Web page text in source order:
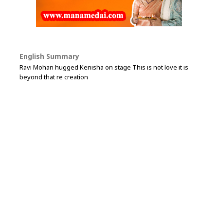
English Summary
Ravi Mohan hugged Kenisha on stage This is not love it is
beyond that re creation